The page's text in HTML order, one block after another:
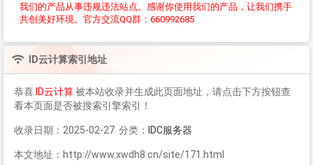
我们的产品从事违规违法站点。感谢你使用我们的产品，让我们携手
共创美好环境。官方交流QQ群：660992685
ID云计算索引地址
恭喜 ID云计算被本站收录并生成此页面地址，请点击下方按钮查
看本页面是否被搜索引擎索引！
收录日期：2025-02-27 分类： IDC服务器
本文地址：http://www.xwdh8.cn/site/171.html